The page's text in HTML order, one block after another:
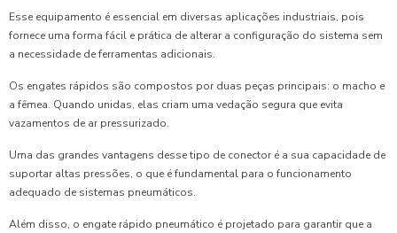
Esse equipamento é essencial em diversas aplicações industriais, pois
fornece uma forma fácil e prática de alterar a configuração do sistema sem
a necessidade de ferramentas adicionais.
Os engates rápidos são compostos por duas peças principais: o macho e
a fêmea. Quando unidas, elas criam uma vedação segura que evita
vazamentos de ar pressurizado.
Uma das grandes vantagens desse tipo de conector é a sua capacidade de
suportar altas pressões, o que é fundamental para o funcionamento
adequado de sistemas pneumáticos.
Além disso, o engate rápido pneumático é projetado para garantir que a